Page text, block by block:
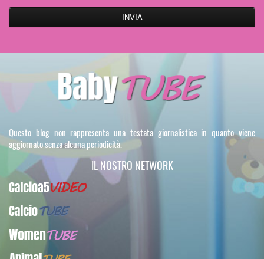
Questo blog non rappresenta una testata giornalistica in quanto viene
aggiornato senza alcuna periodicità.
IL NOSTRO NETWORK
Calcioa5Video